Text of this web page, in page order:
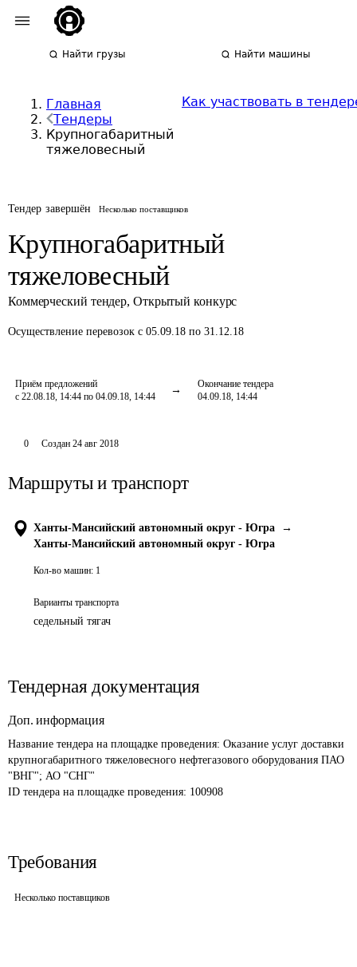
Найти грузы Найти машины
Главная
Тендеры
Крупногабаритный
тяжеловесный
Как участвовать в
Тендер завершён Несколько поставщиков
Крупногабаритный
тяжеловесный
Коммерческий тендер, Открытый конкурс
Осуществление перевозок с 05.09.18 по 31.12.18
Приём предложений
с 22.08.18, 14:44 по 04.09.18, 14:44
Окончание тендера
04.09.18, 14:44
0 Создан 24 авг 2018
Маршруты и транспорт
Ханты-Мансийский автономный округ - Югра
→
Ханты-Мансийский автономный округ - Югра
Кол-во машин: 1
Варианты транспорта
седельный тягач
Тендерная документация
Доп. информация
Название тендера на площадке проведения: Оказание услуг доставки
крупногабаритного тяжеловесного нефтегазового оборудования ПАО
"ВНГ"; АО "СНГ"
ID тендера на площадке проведения: 100908
Требования
Несколько поставщиков